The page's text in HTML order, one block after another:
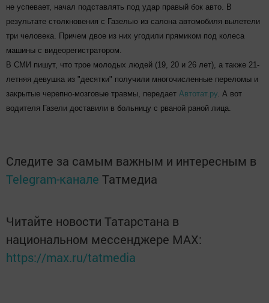
не успевает, начал подставлять под удар правый бок авто. В
результате столкновения с Газелью из салона автомобиля вылетели
три человека. Причем двое из них угодили прямиком под колеса
машины с видеорегистратором.
В СМИ пишут, что трое молодых людей (19, 20 и 26 лет), а также 21-
летняя девушка из "десятки" получили многочисленные переломы и
закрытые черепно-мозговые травмы, передает Автотат.ру. А вот
водителя Газели доставили в больницу с рваной раной лица.
Следите за самым важным и интересным в
Telegram-канале Татмедиа
Читайте новости Татарстана в
национальном мессенджере MАХ:
https://max.ru/tatmedia